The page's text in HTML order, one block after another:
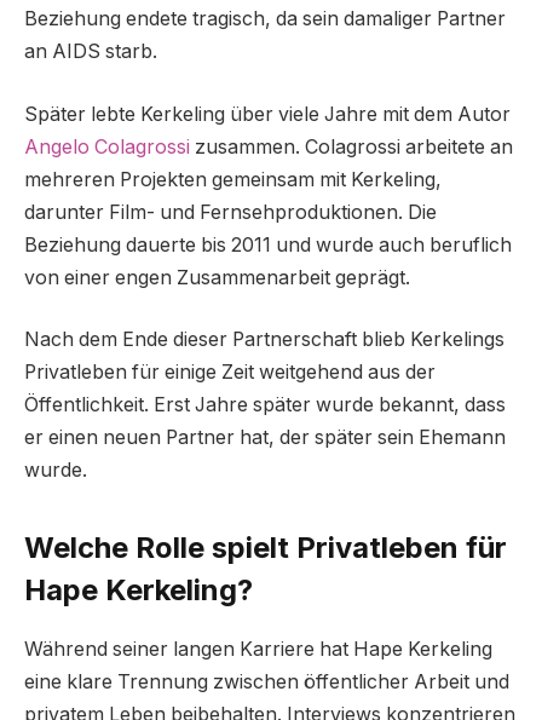
Beziehung endete tragisch, da sein damaliger Partner
an AIDS starb.
Später lebte Kerkeling über viele Jahre mit dem Autor
Angelo Colagrossi zusammen. Colagrossi arbeitete an
mehreren Projekten gemeinsam mit Kerkeling,
darunter Film- und Fernsehproduktionen. Die
Beziehung dauerte bis 2011 und wurde auch beruflich
von einer engen Zusammenarbeit geprägt.
Nach dem Ende dieser Partnerschaft blieb Kerkelings
Privatleben für einige Zeit weitgehend aus der
Öffentlichkeit. Erst Jahre später wurde bekannt, dass
er einen neuen Partner hat, der später sein Ehemann
wurde.
Welche Rolle spielt Privatleben für
Hape Kerkeling?
Während seiner langen Karriere hat Hape Kerkeling
eine klare Trennung zwischen öffentlicher Arbeit und
privatem Leben beibehalten. Interviews konzentrieren